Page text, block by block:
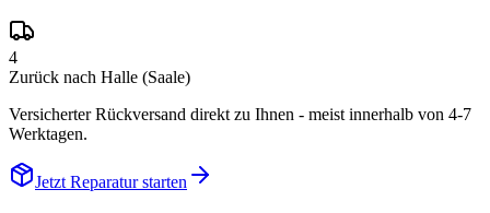
4
Zurück nach Halle (Saale)
Versicherter Rückversand direkt zu Ihnen - meist innerhalb von 4-7
Werktagen.
Jetzt Reparatur starten